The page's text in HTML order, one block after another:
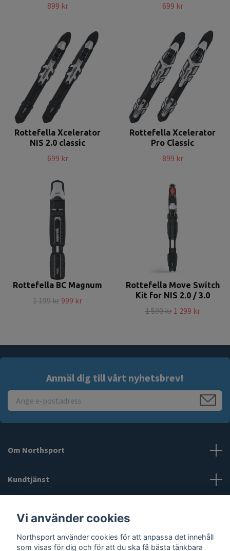
899 kr 699 kr
Rottefella Xcelerator
NIS 2.0 classic
699 kr
Rottefella Xcelerator
Pro Classic
899 kr
Rottefella BC Magnum
1 199 kr 999 kr
Rottefella Move Switch
Kit for NIS 2.0 / 3.0
1 599 kr 1 299 kr
Anmäl dig till vårt nyhetsbrev!
Om Northsport
Kundtjänst
Sociala medier
Vi använder cookies
Northsport använder cookies för att anpassa det innehåll
som visas för dig och för att du ska få bästa tänkbara